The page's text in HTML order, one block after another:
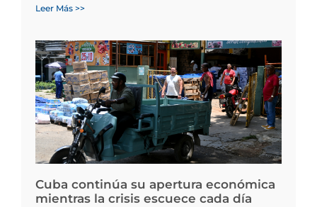
Leer Más >>
Cuba continúa su apertura económica
mientras la crisis escuece cada día